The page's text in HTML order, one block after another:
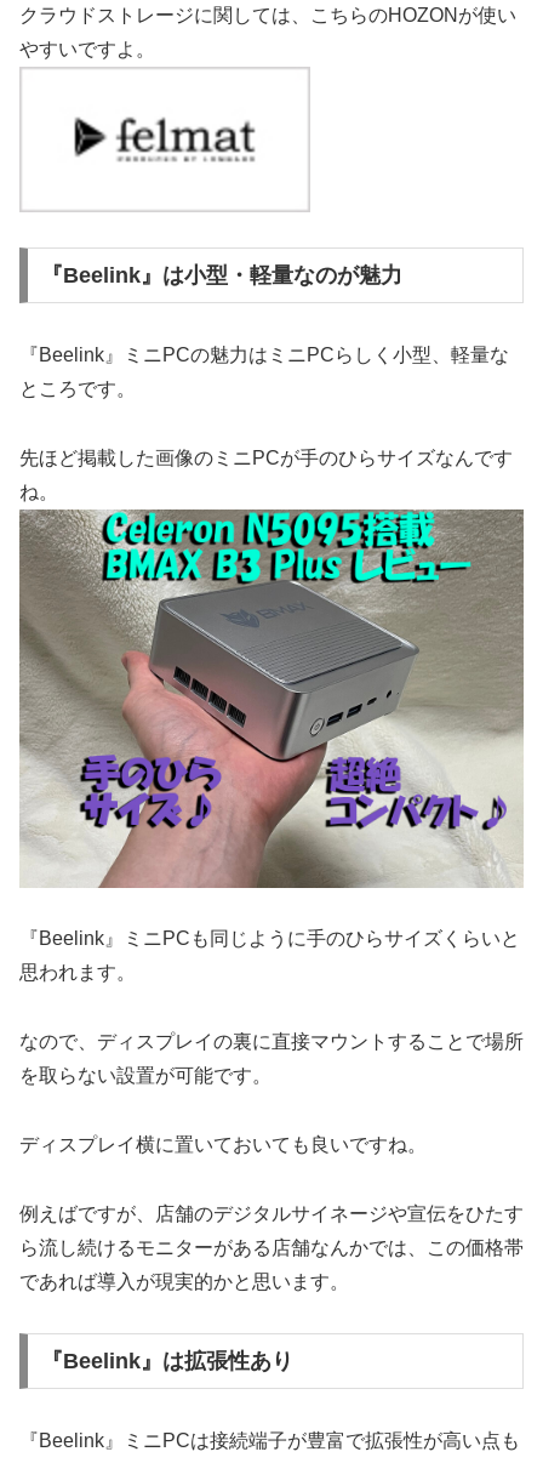
クラウドストレージに関しては、こちらのHOZONが使い
やすいですよ。
『Beelink』は小型・軽量なのが魅力
『Beelink』ミニPCの魅力はミニPCらしく小型、軽量な
ところです。
先ほど掲載した画像のミニPCが手のひらサイズなんです
ね。
『Beelink』ミニPCも同じように手のひらサイズくらいと
思われます。
なので、ディスプレイの裏に直接マウントすることで場所
を取らない設置が可能です。
ディスプレイ横に置いておいても良いですね。
例えばですが、店舗のデジタルサイネージや宣伝をひたす
ら流し続けるモニターがある店舗なんかでは、この価格帯
であれば導入が現実的かと思います。
『Beelink』は拡張性あり
『Beelink』ミニPCは接続端子が豊富で拡張性が高い点も